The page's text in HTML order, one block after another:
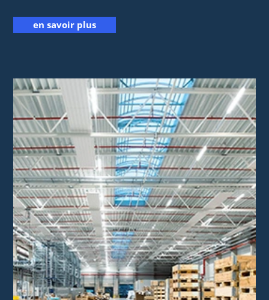
en savoir plus